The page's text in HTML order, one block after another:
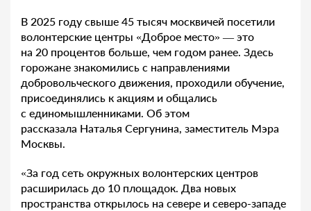
В 2025 году свыше 45 тысяч москвичей посетили
волонтерские центры «Доброе место» — это
на 20 процентов больше, чем годом ранее. Здесь
горожане знакомились с направлениями
добровольческого движения, проходили обучение,
присоединялись к акциям и общались
с единомышленниками. Об этом
рассказала Наталья Сергунина, заместитель Мэра
Москвы.
«За год сеть окружных волонтерских центров
расширилась до 10 площадок. Два новых
пространства открылось на севере и северо-западе